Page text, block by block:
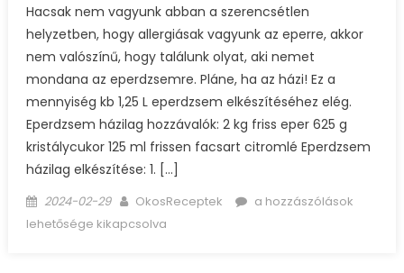
Hacsak nem vagyunk abban a szerencsétlen
helyzetben, hogy allergiásak vagyunk az eperre, akkor
nem valószínű, hogy találunk olyat, aki nemet
mondana az eperdzsemre. Pláne, ha az házi! Ez a
mennyiség kb 1,25 L eperdzsem elkészítéséhez elég.
Eperdzsem házilag hozzávalók: 2 kg friss eper 625 g
kristálycukor 125 ml frissen facsart citromlé Eperdzsem
házilag elkészítése: 1. […]
Posted
on
2024-02-29 Author
OkosReceptek
Eperdzsem
a hozzászólások
lehetősége kikapcsolva